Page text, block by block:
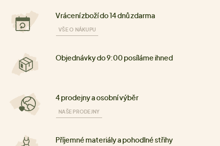
Vrácení zboží do 14 dnů zdarma
VŠE O NÁKUPU
Objednávky do 9:00 posíláme ihned
4 prodejny a osobní výběr
NAŠE PRODEJNY
Příjemné materiály a pohodlné střihy